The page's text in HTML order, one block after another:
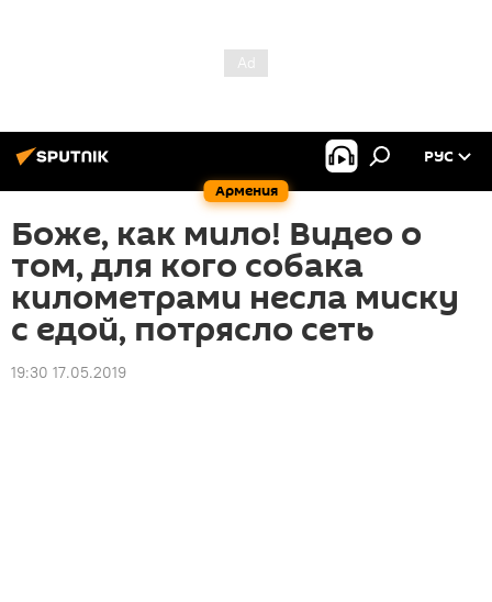
Армения
РУС
Боже, как мило! Видео о
том, для кого собака
километрами несла миску
с едой, потрясло сеть
19:30 17.05.2019